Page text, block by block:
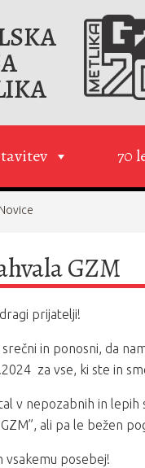
70
Novice
GZM
prijatelji!
in ponosni, da
za vse, ki ste in
v nepozabnih in
ali pa le bežen
vsakemu posebej!